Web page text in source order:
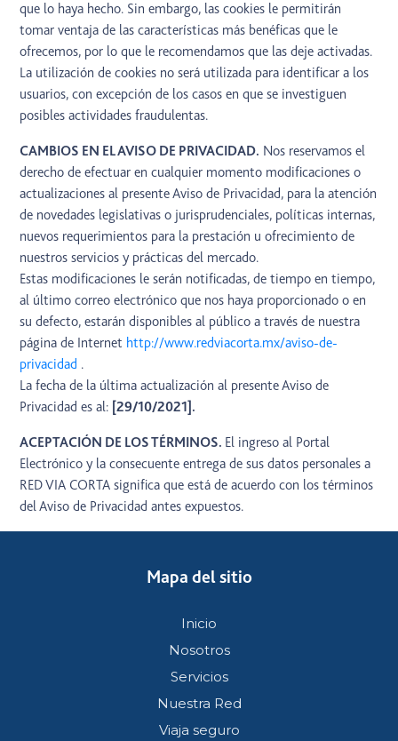
que lo haya hecho. Sin embargo, las cookies le permitirán
tomar ventaja de las características más benéficas que le
ofrecemos, por lo que le recomendamos que las deje activadas.
La utilización de cookies no será utilizada para identificar a los
usuarios, con excepción de los casos en que se investiguen
posibles actividades fraudulentas.
CAMBIOS EN EL AVISO DE PRIVACIDAD. Nos reservamos el
derecho de efectuar en cualquier momento modificaciones o
actualizaciones al presente Aviso de Privacidad, para la atención
de novedades legislativas o jurisprudenciales, políticas internas,
nuevos requerimientos para la prestación u ofrecimiento de
nuestros servicios y prácticas del mercado.
Estas modificaciones le serán notificadas, de tiempo en tiempo,
al último correo electrónico que nos haya proporcionado o en
su defecto, estarán disponibles al público a través de nuestra
página de Internet http://www.redviacorta.mx/aviso-de-
privacidad .
La fecha de la última actualización al presente Aviso de
Privacidad es al: [29/10/2021].
ACEPTACIÓN DE LOS TÉRMINOS. El ingreso al Portal
Electrónico y la consecuente entrega de sus datos personales a
RED VIA CORTA significa que está de acuerdo con los términos
del Aviso de Privacidad antes expuestos.
Mapa del sitio
Inicio
Nosotros
Servicios
Nuestra Red
Viaja seguro